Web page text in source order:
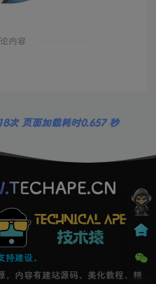
内容
次 页面加载耗时0.657 秒
建设。
，内容有建站源码、美化教程、精